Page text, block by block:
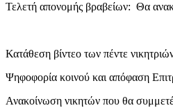
Τελετή απονομής βραβείων: Θα
Κατάθεση βίντεο των πέντε
Ψηφοφορία κοινού και απόφαση
Ανακοίνωση νικητών που θα